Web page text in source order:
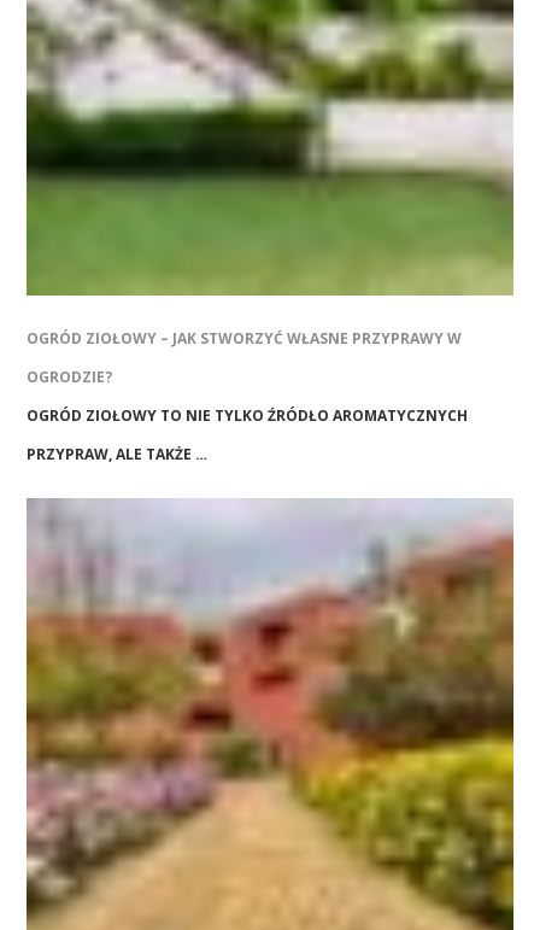
OGRÓD ZIOŁOWY – JAK STWORZYĆ WŁASNE PRZYPRAWY W
OGRODZIE?
OGRÓD ZIOŁOWY TO NIE TYLKO ŹRÓDŁO AROMATYCZNYCH
PRZYPRAW, ALE TAKŻE …